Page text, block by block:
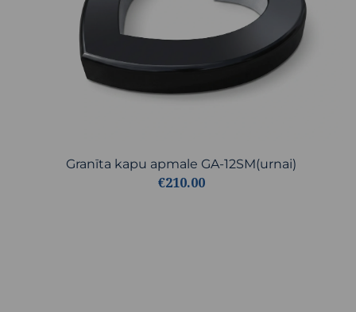
Granīta kapu apmale GA-12SM(urnai)
€210.00